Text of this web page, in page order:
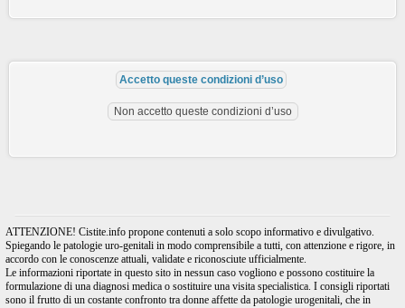
ATTENZIONE! Cistite.info propone contenuti a solo scopo informativo e divulgativo.
Spiegando le patologie uro-genitali in modo comprensibile a tutti, con attenzione e rigore, in
accordo con le conoscenze attuali, validate e riconosciute ufficialmente.
Le informazioni riportate in questo sito in nessun caso vogliono e possono costituire la
formulazione di una diagnosi medica o sostituire una visita specialistica. I consigli riportati
sono il frutto di un costante confronto tra donne affette da patologie urogenitali, che in